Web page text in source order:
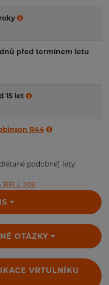
před termínem letu
15 let
R44
OTÁZKY
podobné) lety:
206